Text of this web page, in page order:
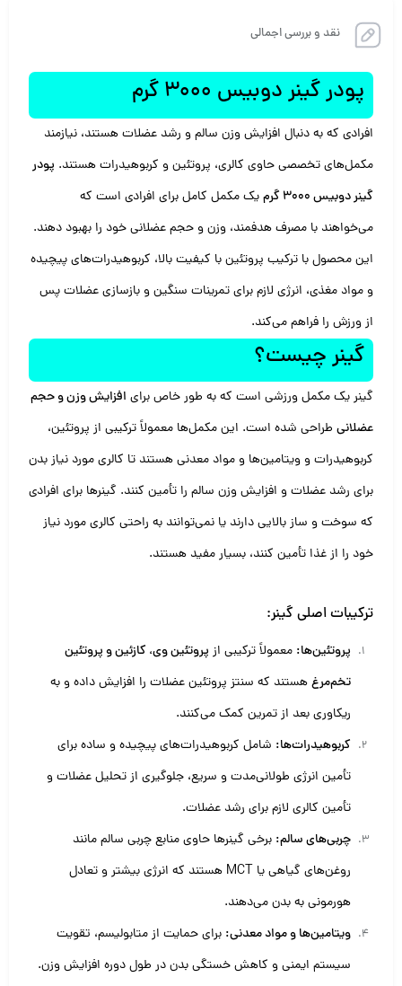
نقد و بررسی اجمالی
پودر گینر دوبیس 3000 گرم
افرادی که به دنبال افزایش وزن سالم و رشد عضلات هستند، نیازمند
مکمل‌های تخصصی حاوی کالری، پروتئین و کربوهیدرات هستند. پودر
گینر دوبیس 3000 گرم
یک مکمل کامل برای افرادی است که
می‌خواهند با مصرف هدفمند، وزن و حجم عضلانی خود را بهبود دهند.
این محصول با ترکیب پروتئین با کیفیت بالا، کربوهیدرات‌های پیچیده
و مواد مغذی، انرژی لازم برای تمرینات سنگین و بازسازی عضلات پس
از ورزش را فراهم می‌کند.
گینر چیست؟
گینر یک مکمل ورزشی است که به طور خاص برای افزایش وزن و حجم
عضلانی طراحی شده است. این مکمل‌ها معمولاً ترکیبی از پروتئین،
کربوهیدرات و ویتامین‌ها و مواد معدنی هستند تا کالری مورد نیاز بدن
برای رشد عضلات و افزایش وزن سالم را تأمین کنند. گینرها برای افرادی
که سوخت و ساز بالایی دارند یا نمی‌توانند به راحتی کالری مورد نیاز
خود را از غذا تأمین کنند، بسیار مفید هستند.
ترکیبات اصلی گینر:
پروتئین‌ها: معمولاً ترکیبی از پروتئین وی، کازئین و پروتئین
تخم‌مرغهستند که سنتز پروتئین عضلات را افزایش داده و به
ریکاوری بعد از تمرین کمک می‌کنند.
کربوهیدرات‌ها: شامل کربوهیدرات‌های پیچیده و ساده برای
تأمین انرژی طولانی‌مدت و سریع، جلوگیری از تحلیل عضلات و
تأمین کالری لازم برای رشد عضلات.
چربی‌های سالم: برخی گینرها حاوی منابع چربی سالم مانند
روغن‌های گیاهی یا MCT هستند که انرژی بیشتر و تعادل
هورمونی به بدن می‌دهند.
ویتامین‌ها و مواد معدنی: برای حمایت از متابولیسم، تقویت
سیستم ایمنی و کاهش خستگی بدن در طول دوره افزایش وزن.